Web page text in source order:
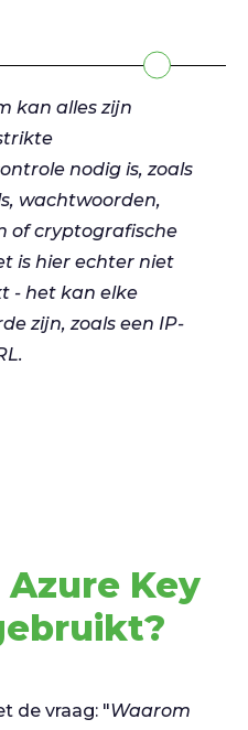
kan alles zijn
nodig is, zoals
wachtwoorden,
of cryptografische
is hier echter niet
- het kan elke
zijn, zoals een IP-
Key
de vraag: "Waarom